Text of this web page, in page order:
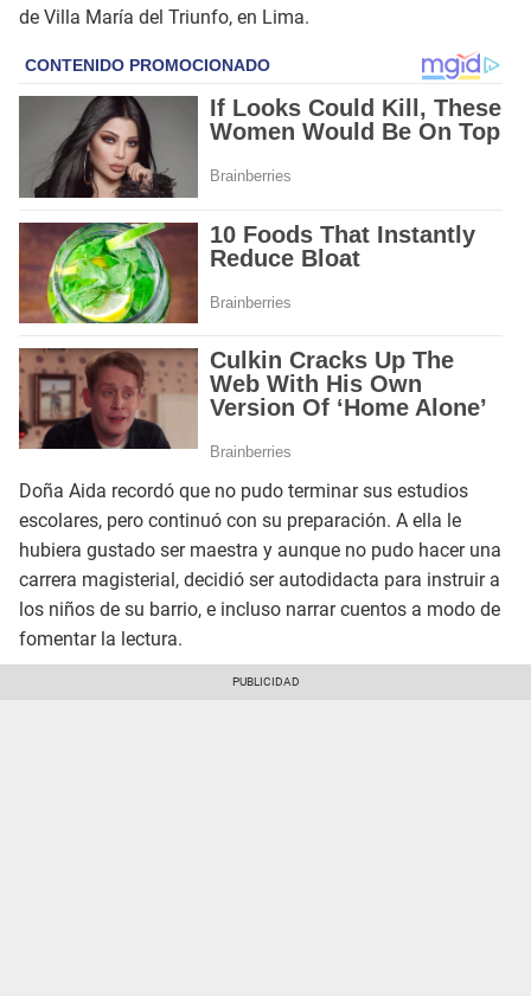
de Villa María del Triunfo, en Lima.
Doña Aida recordó que no pudo terminar sus estudios
escolares, pero continuó con su preparación. A ella le
hubiera gustado ser maestra y aunque no pudo hacer una
carrera magisterial, decidió ser autodidacta para instruir a
los niños de su barrio, e incluso narrar cuentos a modo de
fomentar la lectura.